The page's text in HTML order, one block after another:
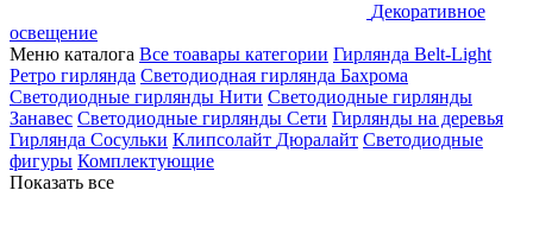
Декоративное
освещение
Меню каталога Все тоавары категории Гирлянда Belt-Light
Ретро гирлянда Светодиодная гирлянда Бахрома
Светодиодные гирлянды Нити Светодиодные гирлянды
Занавес Светодиодные гирлянды Сети Гирлянды на деревья
Гирлянда Сосульки Клипсолайт Дюралайт Светодиодные
фигуры Комплектующие
Показать все